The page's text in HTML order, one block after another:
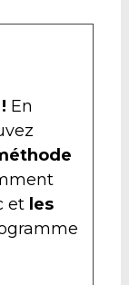
En
et les